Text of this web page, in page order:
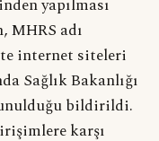
yapılması
MHRS adı
internet siteleri
Sağlık Bakanlığı
bildirildi.
karşı